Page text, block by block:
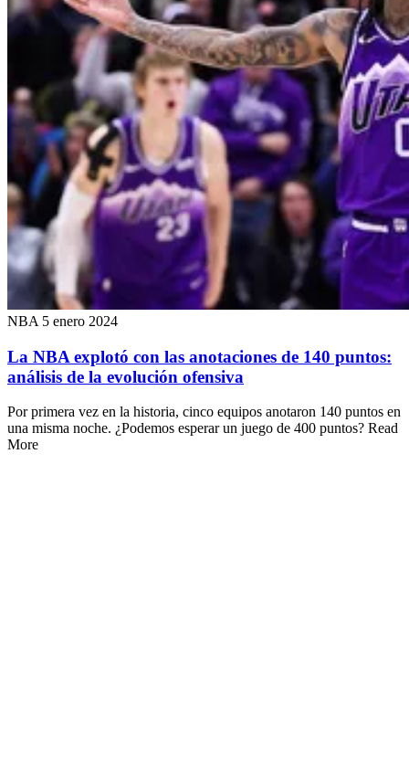
NBA 5 enero 2024
La NBA explotó con las anotaciones de 140 puntos:
análisis de la evolución ofensiva
Por primera vez en la historia, cinco equipos anotaron 140 puntos en
una misma noche. ¿Podemos esperar un juego de 400 puntos? Read
More